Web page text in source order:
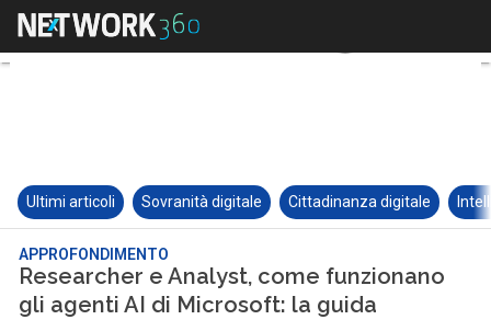
Ultimi articoli Sovranità digitale Cittadinanza digitale
APPROFONDIMENTO
Researcher e Analyst, come funzionano
gli agenti AI di Microsoft: la guida